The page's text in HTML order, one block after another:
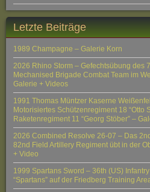
Letzte Beiträge
1989 Champagne – Galerie Korn
2026 Rhino Storm – Gefechtsübung des
Mechanised Brigade Combat Team im
Galerie + Videos
1991 Thomas Müntzer Kaserne
Motorisiertes Schützenregiment 18 “Otto
Raketenregiment 11 “Georg Stöber” –
2026 Combined Resolve 26-07 – Das
82nd Field Artillery Regiment übt in der
+ Video
1999 Spartans Sword – 36th (US)
“Spartans” auf der Friedberg Training